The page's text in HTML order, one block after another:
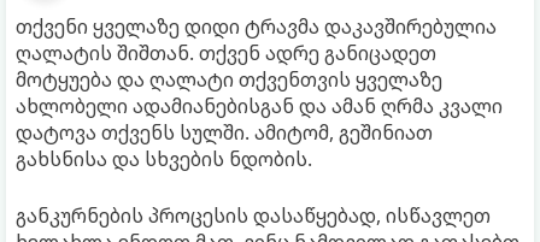
თქვენი ყველაზე დიდი ტრავმა დაკავშირებულია
ღალატის შიშთან. თქვენ ადრე განიცადეთ
მოტყუება და ღალატი თქვენთვის ყველაზე
ახლობელი ადამიანებისგან და ამან ღრმა კვალი
დატოვა თქვენს სულში. ამიტომ, გეშინიათ
გახსნისა და სხვების ნდობის.
განკურნების პროცესის დასაწყებად, ისწავლეთ